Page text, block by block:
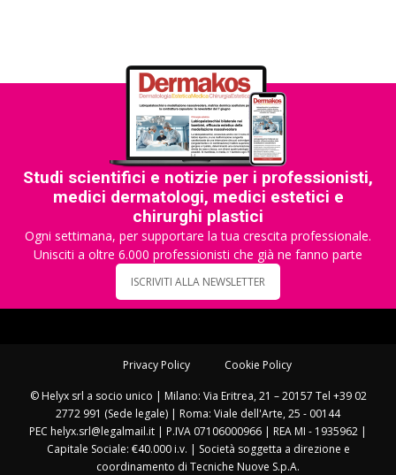
Studi scientifici e notizie per i professionisti,
medici dermatologi, medici estetici e
chirurghi plastici
Ogni settimana, per supportare la tua crescita professionale.
Unisciti a oltre 6.000 professionisti che già ne fanno parte
ISCRIVITI ALLA NEWSLETTER
Privacy Policy Cookie Policy
© Helyx srl a socio unico | Milano: Via Eritrea, 21 – 20157 Tel +39 02
2772 991 (Sede legale) | Roma: Viale dell'Arte, 25 - 00144
PEC helyx.srl@legalmail.it | P.IVA 07106000966 | REA MI - 1935962 |
Capitale Sociale: €40.000 i.v. | Società soggetta a direzione e
coordinamento di Tecniche Nuove S.p.A.